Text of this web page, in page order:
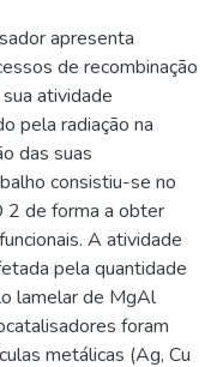
apresenta
de recombinação
atividade
pela radiação na
das suas
consistiu-se no
2 de forma a obter
A atividade
pela quantidade
lamelar de MgAl
foram
metálicas (Ag, Cu